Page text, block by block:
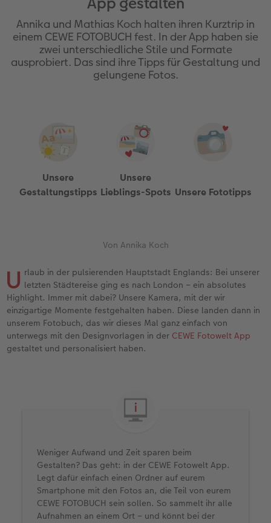
Jahrbuch gestalten
CEWE FOTOBUCH Kids
Panoramaseite
Foto-Kochbuch
Kundenbeispiele
Gestaltungsideen
Anleitungen & Hilfe
Inspiration
Neuheiten
Dankeskarten Kommunion
Dankeskarten
Urlaubsgrüße
Klappkarten
Fotokarten
Einzelkarten
Digitale Grußkarte
CEWE myPhotos
Neuheiten
Wandkalender mit Design
NEU: Wandkalender Fineline
Kalender-Kundenbeispiele
CEWE myPhotos
Max Case
Smartflip
PopGrip
Neuheiten
Gestaltungsideen
Anleitungen und Hilfe
Hochzeit
Fotowettbewerbe
Faszination Fotografie
Annika und Mathias Koch halten ihren Kurztrip in
einem CEWE FOTOBUCH fest. In der App haben sie
zwei unterschiedliche Stile und Formate
ausprobiert. Das sind ihre Tipps für Gestaltung und
gelungene Fotos.
Unsere
Gestaltungstipps
Unsere
Lieblings-Spots Unsere Fototipps
Von Annika Koch
U rlaub in der pulsierenden Hauptstadt Englands: Bei unserer
letzten Städtereise ging es nach London – ein absolutes
Highlight. Immer mit dabei? Unsere Kamera, mit der wir
einzigartige Momente festgehalten haben. Diese landen dann in
unserem Fotobuch, das wir dieses Mal ganz einfach von
unterwegs mit den Designvorlagen in der CEWE Fotowelt App
gestaltet und personalisiert haben.
Weniger Aufwand und Zeit sparen beim
Gestalten? Das geht: in der CEWE Fotowelt App.
Legt dafür einfach einen Ordner auf eurem
Smartphone mit den Fotos an, die Teil von eurem
CEWE FOTOBUCH sein sollen. So sammelt ihr alle
Aufnahmen an einem Ort – und könnt bei der